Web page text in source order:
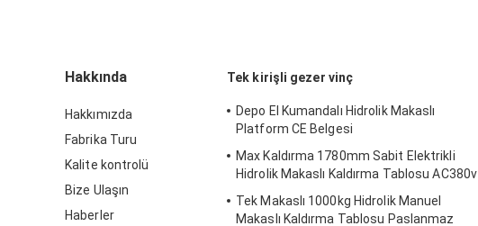
Hakkında
Hakkımızda
Fabrika Turu
Kalite kontrolü
Bize Ulaşın
Haberler
Tek kirişli gezer vinç
Depo El Kumandalı Hidrolik Makaslı
Platform CE Belgesi
Max Kaldırma 1780mm Sabit Elektrikli
Hidrolik Makaslı Kaldırma Tablosu AC380v
Tek Makaslı 1000kg Hidrolik Manuel
Makaslı Kaldırma Tablosu Paslanmaz